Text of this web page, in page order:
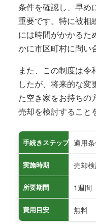
条件を確認し、早め
重要です。特に被相
には時間がかかるた
かに市区町村に問い
また、この制度は令
したが、将来的な変
た空き家をお持ちの
売却を検討すること
手続きステップ 適用
実施時期 売却
所要期間 1週間
費用目安 無料